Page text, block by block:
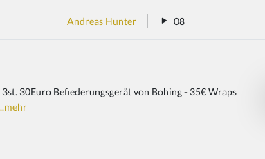
Andreas Hunter 08
30Euro Befiederungsgerät von Bohing - 35€ Wraps